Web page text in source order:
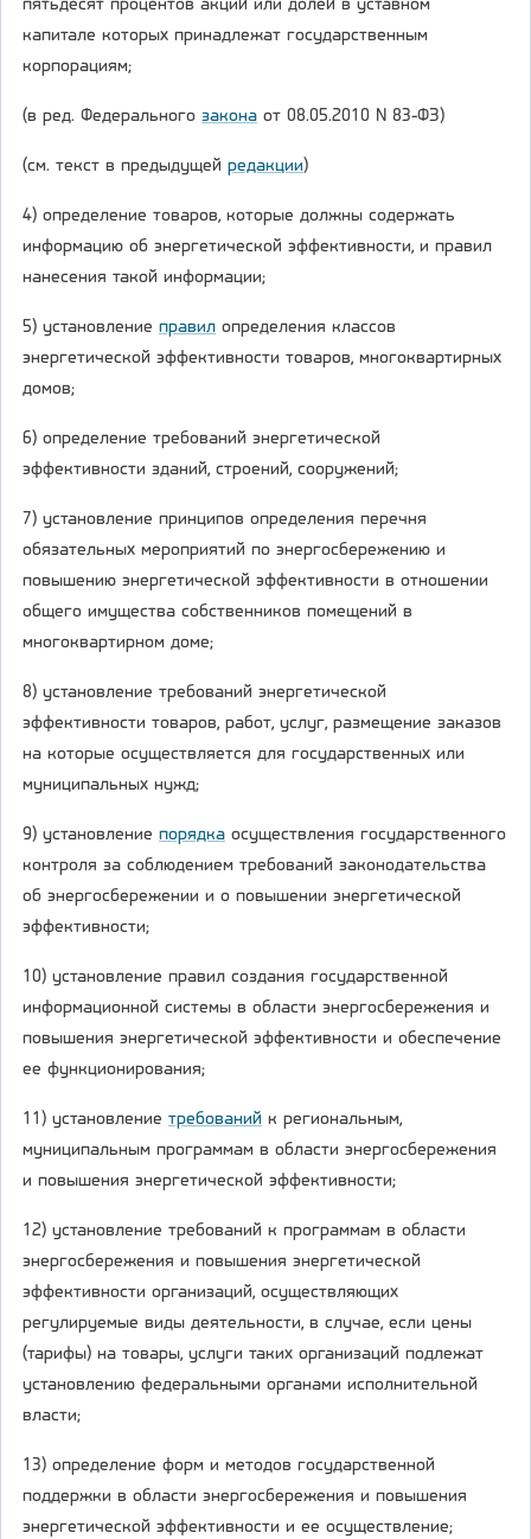
пятьдесят процентов акций или долей в уставном
капитале которых принадлежат государственным
корпорациям;
(в ред. Федерального закона от 08.05.2010 N 83-ФЗ)
(см. текст в предыдущей редакции)
4) определение товаров, которые должны содержать
информацию об энергетической эффективности, и правил
нанесения такой информации;
5) установление правил определения классов
энергетической эффективности товаров, многоквартирных
домов;
6) определение требований энергетической
эффективности зданий, строений, сооружений;
7) установление принципов определения перечня
обязательных мероприятий по энергосбережению и
повышению энергетической эффективности в отношении
общего имущества собственников помещений в
многоквартирном доме;
8) установление требований энергетической
эффективности товаров, работ, услуг, размещение заказов
на которые осуществляется для государственных или
муниципальных нужд;
9) установление порядка осуществления государственного
контроля за соблюдением требований законодательства
об энергосбережении и о повышении энергетической
эффективности;
10) установление правил создания государственной
информационной системы в области энергосбережения и
повышения энергетической эффективности и обеспечение
ее функционирования;
11) установление требований к региональным,
муниципальным программам в области энергосбережения
и повышения энергетической эффективности;
12) установление требований к программам в области
энергосбережения и повышения энергетической
эффективности организаций, осуществляющих
регулируемые виды деятельности, в случае, если цены
(тарифы) на товары, услуги таких организаций подлежат
установлению федеральными органами исполнительной
власти;
13) определение форм и методов государственной
поддержки в области энергосбережения и повышения
энергетической эффективности и ее осуществление;